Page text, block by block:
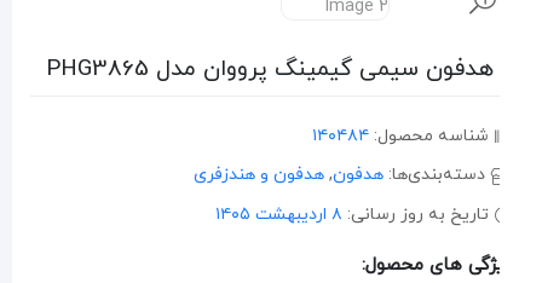
هدفون سیمی گیمینگ پرووان مدل PHG3865
شناسه محصول:۱۴۰۴۸۴
دسته‌بندی‌ها:هدفون,هدفون و هندزفری
تاریخ به روز رسانی:۸ اردیبهشت ۱۴۰۵
های محصول: